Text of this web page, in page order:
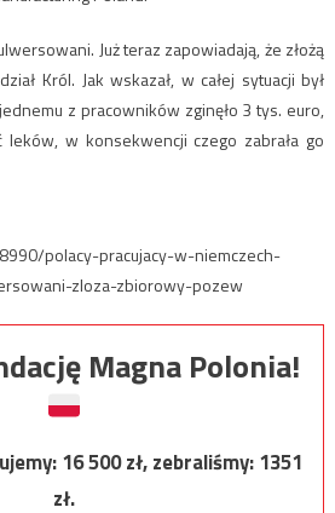
Już teraz zapowiadają, że złożą
Król. Jak wskazał, w całej sytuacji był
z pracowników zginęło 3 tys. euro,
leków, w konsekwencji czego zabrała go
polacy-pracujacy-w-niemczech-
zloza-zbiorowy-pozew
Magna Polonia!
16 500zł, zebraliśmy:1351
zł.